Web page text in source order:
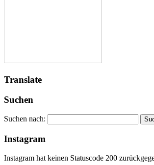
Translate
Suchen
Suchen nach:
Instagram
Instagram hat keinen Statuscode 200